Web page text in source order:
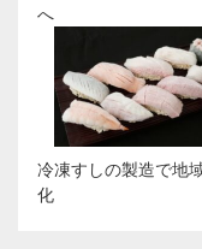
へ
冷凍すしの製造で地
化